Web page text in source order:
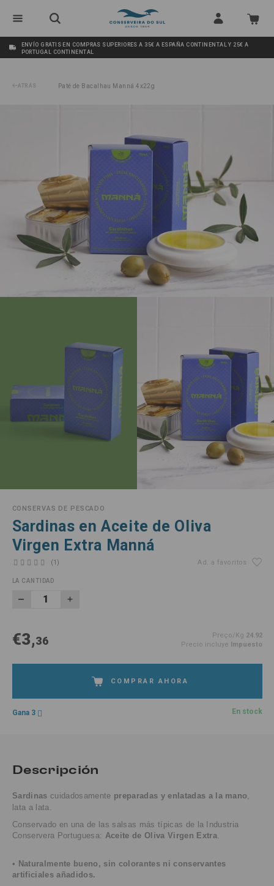
ENVÍO GRATIS EN COMPRAS SUPERIORES A 35€ A ESPAÑA CONTINENTAL Y 25€ A
PORTUGAL CONTINENTAL
ATRÁS Paté de Bacalhau Manná 4x22g
CONSERVAS DE PESCADO
Sardinas en Aceite de Oliva
Virgen Extra Manná
(1) Ad. a favoritos
LA CANTIDAD
€3,36 Preço/Kg 24.92
Precio incluye
Impuesto
COMPRAR AHORA
Gana 3 En stock
Descripción
Sardinas cuidadosamente preparadas y enlatadas a la mano
lata a lata.
Conservado en una de las salsas más típicas de la Industria
Conservera Portuguesa: Aceite de Oliva Virgen Extra.
• Naturalmente bueno, sin colorantes ni conservantes
artificiales añadidos.